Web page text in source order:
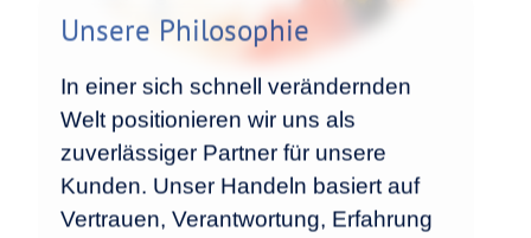
Unsere Philosophie
In einer sich schnell verändernden
Welt positionieren wir uns als
zuverlässiger Partner für unsere
Kunden. Unser Handeln basiert auf
Vertrauen, Verantwortung, Erfahrung